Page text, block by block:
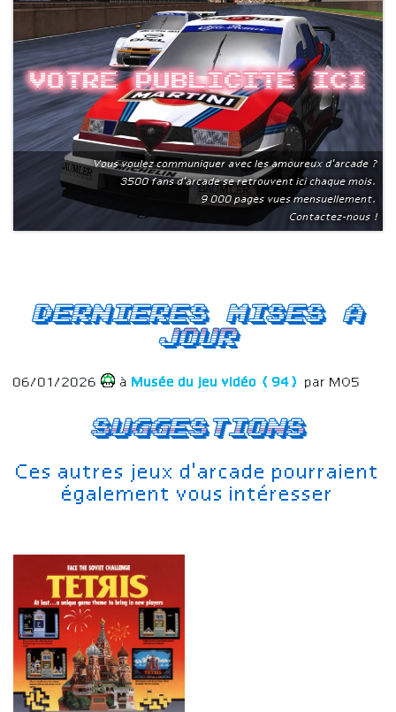
Votre publicite ici
Vous voulez communiquer avec les amoureux d'arcade ?
3500 fans d'arcade se retrouvent ici chaque mois.
9 000 pages vues mensuellement.
Contactez-nous !
Suggestions
Ces autres jeux d'arcade pourraient
également vous intéresser
Dernieres mises a
jour
06/01/2026 à Musée du jeu vidéo (94) par MO5